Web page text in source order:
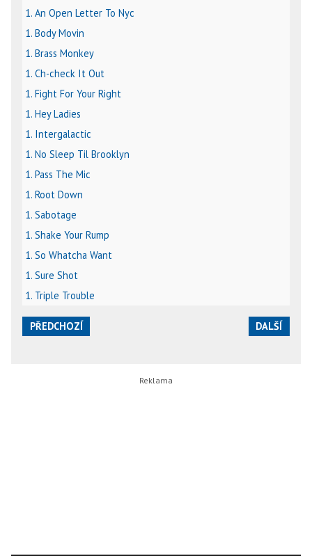
1. An Open Letter To Nyc
1. Body Movin
1. Brass Monkey
1. Ch-check It Out
1. Fight For Your Right
1. Hey Ladies
1. Intergalactic
1. No Sleep Til Brooklyn
1. Pass The Mic
1. Root Down
1. Sabotage
1. Shake Your Rump
1. So Whatcha Want
1. Sure Shot
1. Triple Trouble
PŘEDCHOZÍ DALŠÍ